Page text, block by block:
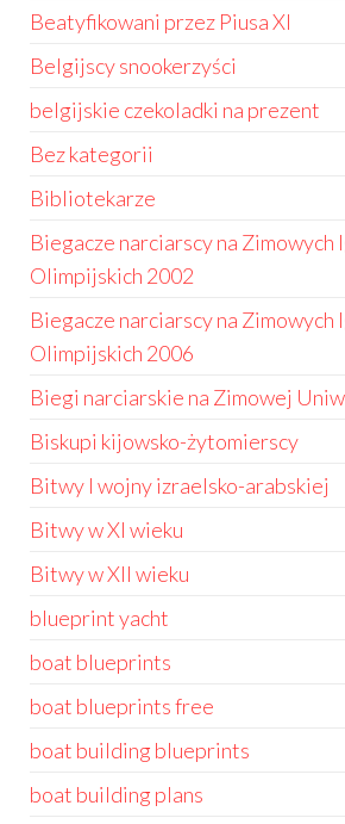
Beatyfikowani przez Piusa XI
Belgijscy snookerzyści
belgijskie czekoladki na prezent
Bez kategorii
Bibliotekarze
Biegacze narciarscy na Zimowych
Olimpijskich 2002
Biegacze narciarscy na Zimowych
Olimpijskich 2006
Biegi narciarskie na Zimowej
Biskupi kijowsko-żytomierscy
Bitwy I wojny izraelsko-arabskiej
Bitwy w XI wieku
Bitwy w XII wieku
blueprint yacht
boat blueprints
boat blueprints free
boat building blueprints
boat building plans